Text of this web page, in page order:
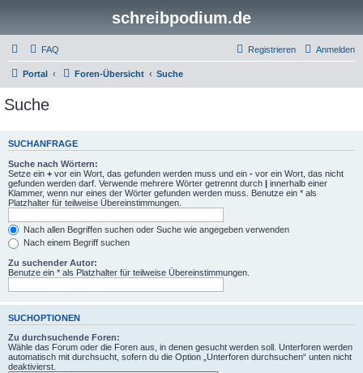
schreibpodium.de
FAQ Anmelden
Registrieren
Portal Foren-Übersicht Suche
Suche
SUCHANFRAGE
Suche nach Wörtern:
Setze ein + vor ein Wort, das gefunden werden muss und ein - vor ein Wort, das nicht
gefunden werden darf. Verwende mehrere Wörter getrennt durch | innerhalb einer
Klammer, wenn nur eines der Wörter gefunden werden muss. Benutze ein * als
Platzhalter für teilweise Übereinstimmungen.
Nach allen Begriffen suchen oder Suche wie angegeben verwenden
Nach einem Begriff suchen
Zu suchender Autor:
Benutze ein * als Platzhalter für teilweise Übereinstimmungen.
SUCHOPTIONEN
Zu durchsuchende Foren:
Wähle das Forum oder die Foren aus, in denen gesucht werden soll. Unterforen werden
automatisch mit durchsucht, sofern du die Option „Unterforen durchsuchen“ unten nicht
deaktivierst.